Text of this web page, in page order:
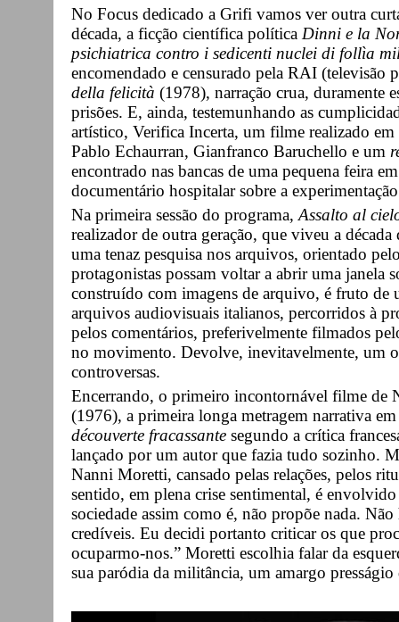
No Focus dedicado a Grifi vamos ver outra
década, a ficção científica política Dinni e la
psichiatrica contro i sedicenti nuclei di follìa
encomendado e censurado pela RAI (televisão
della felicità (1978), narração crua, duramente
prisões. E, ainda, testemunhando as
artístico, Verifica Incerta, um filme realizado
Pablo Echaurran, Gianfranco Baruchello e um
encontrado nas bancas de uma pequena feira
documentário hospitalar sobre a
Na primeira sessão do programa, Assalto al
realizador de outra geração, que viveu a
uma tenaz pesquisa nos arquivos, orientado
protagonistas possam voltar a abrir uma janela
construído com imagens de arquivo, é fruto de
arquivos audiovisuais italianos, percorridos à
pelos comentários, preferivelmente filmados
no movimento. Devolve, inevitavelmente, um
controversas.
Encerrando, o primeiro incontornável filme de
(1976), a primeira longa metragem narrativa
découverte fracassante segundo a crítica
lançado por um autor que fazia tudo sozinho.
Nanni Moretti, cansado pelas relações, pelos
sentido, em plena crise sentimental, é
sociedade assim como é, não propõe nada.
credíveis. Eu decidi portanto criticar os que
ocuparmo-nos.” Moretti escolhia falar da
sua paródia da militância, um amargo